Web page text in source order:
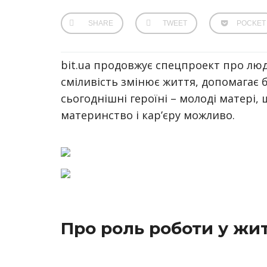
SHARE TWEET POCKET
bit.ua продовжує спецпроект про
сміливість змінює життя, допомагає
сьогоднішні героїні – молоді
материнство і кар’єру можливо.
Про роль роботи у